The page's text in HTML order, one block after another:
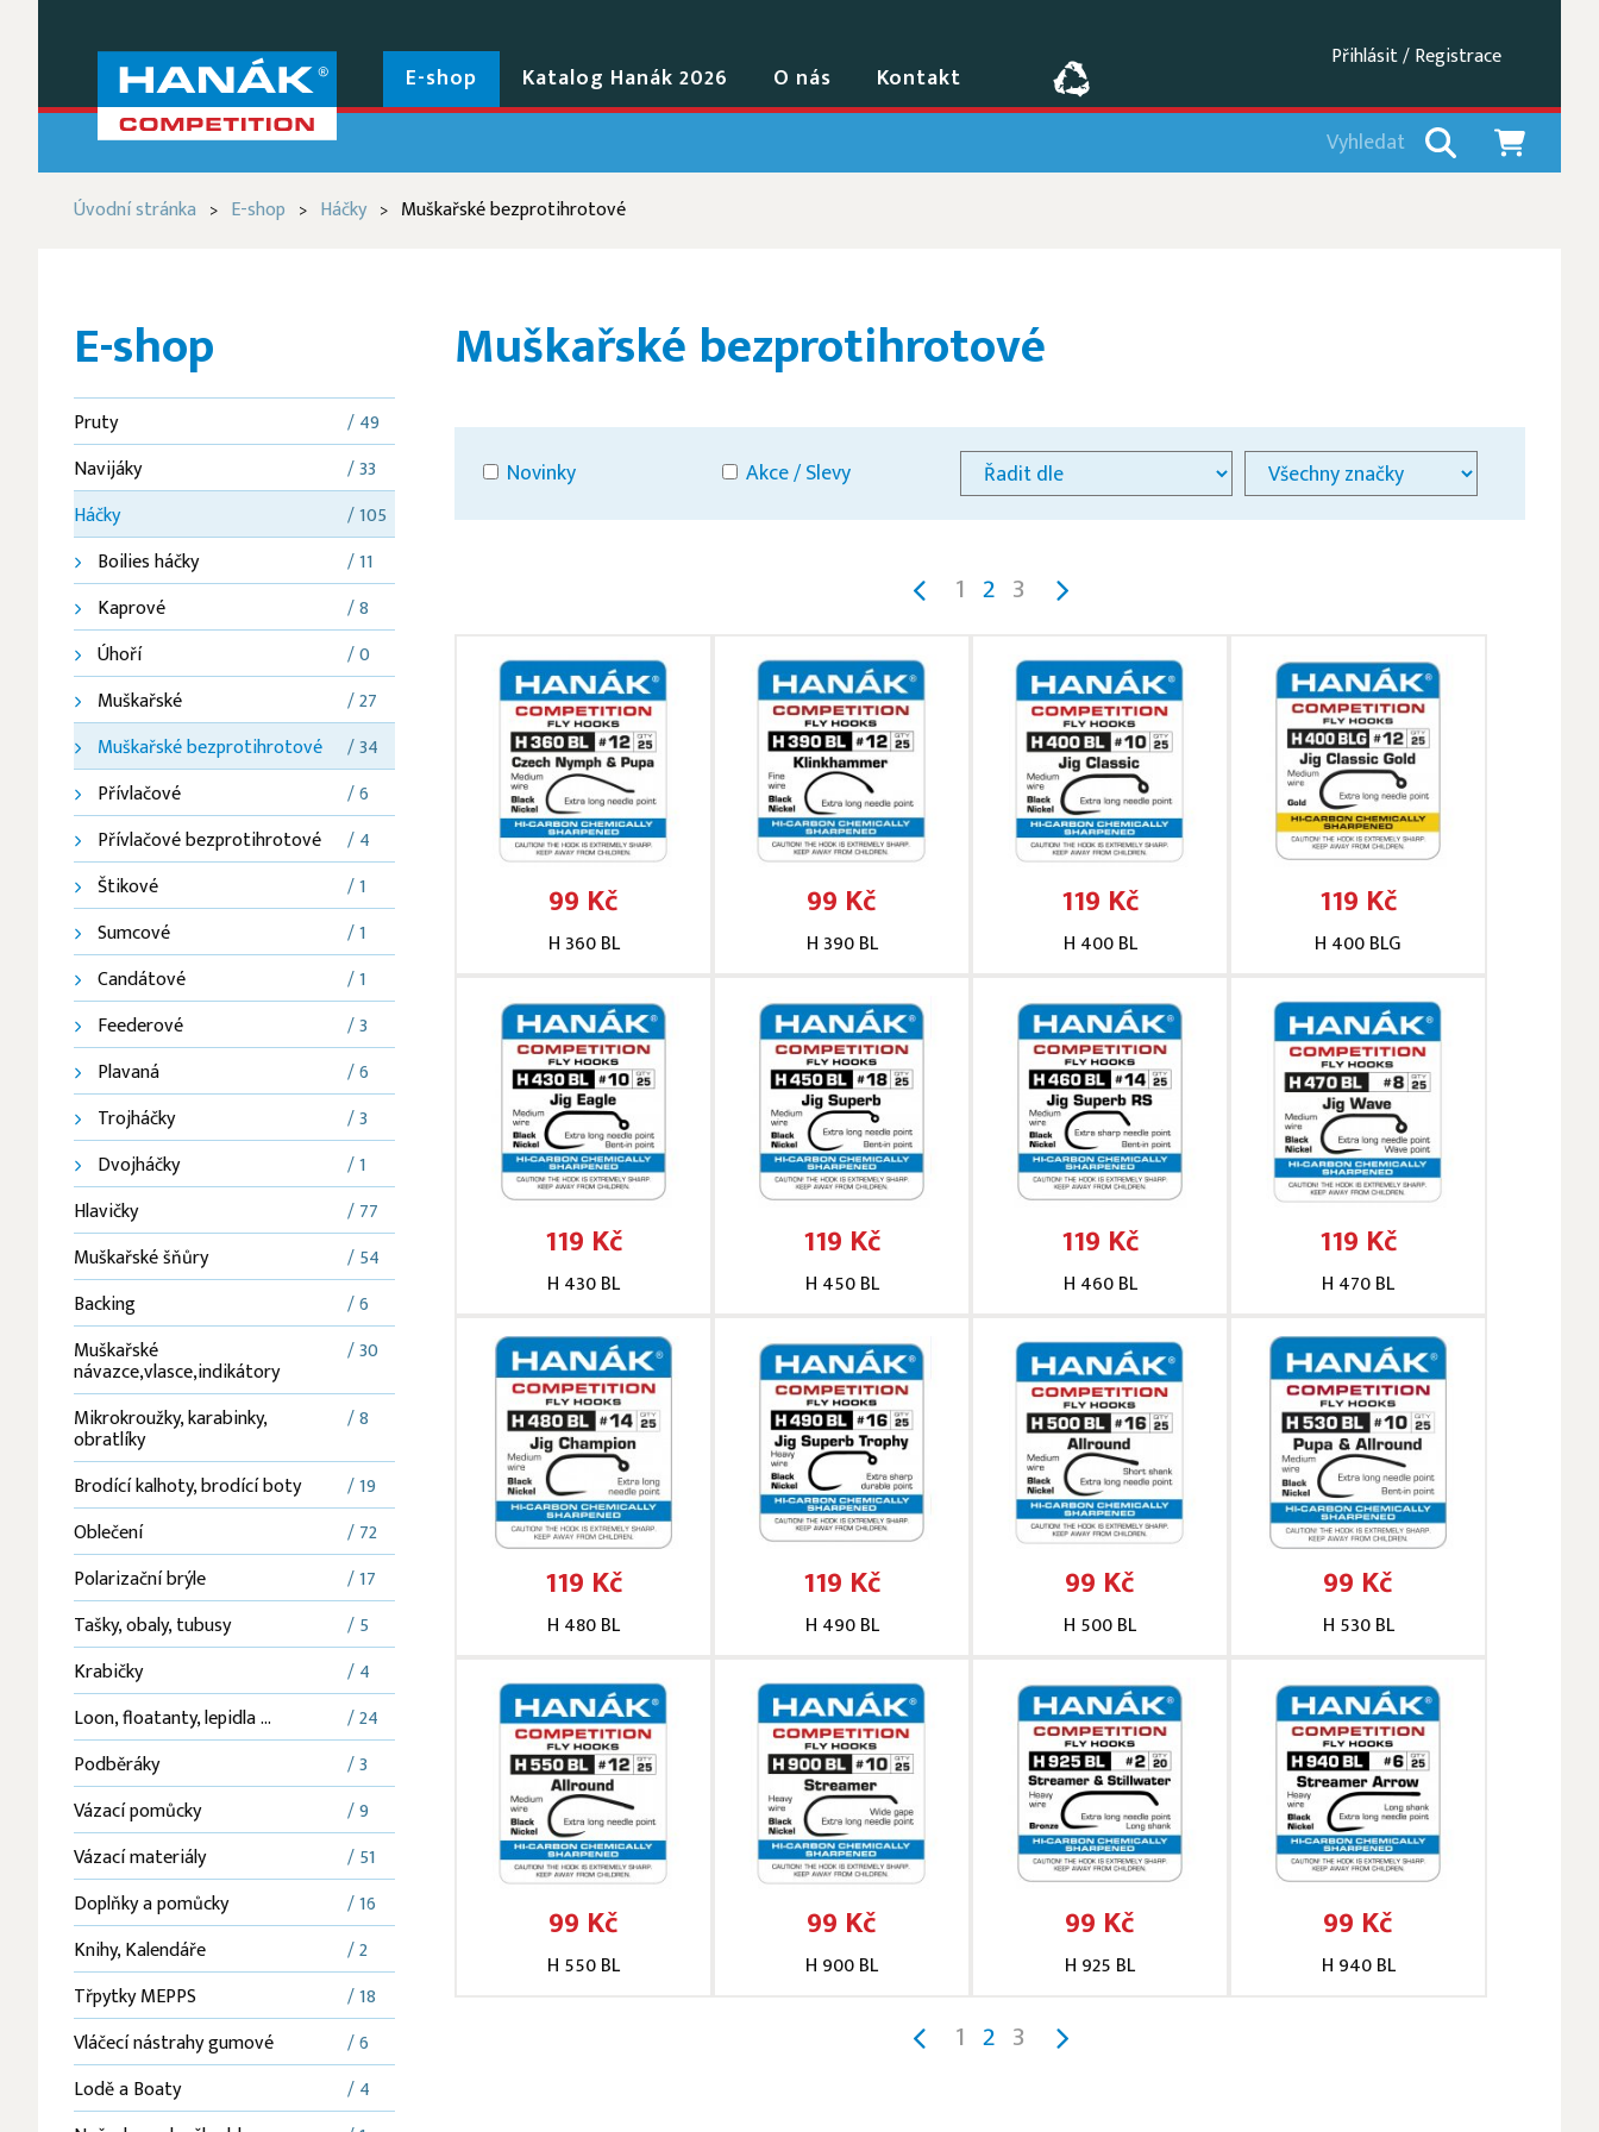
E-shop Katalog Hanák 2026 O nás Kontakt
Přihlásit / Registrace
Úvodní stránka > E-shop > Háčky > Muškařské bezprotihrotové
E-shop
Pruty
/ 49
Navijáky
/ 33
Háčky
/ 105
Boilies háčky
/ 11
Kaprové
/ 8
Úhoří
/ 0
Muškařské
/ 27
Muškařské bezprotihrotové
/ 34
Přívlačové
/ 6
Přívlačové bezprotihrotové
/ 4
Štikové
/ 1
Sumcové
/ 1
Candátové
/ 1
Feederové
/ 3
Plavaná
/ 6
Trojháčky
/ 3
Dvojháčky
/ 1
Hlavičky
/ 77
Muškařské šňůry
/ 54
Backing
/ 6
Muškařské
návazce,vlasce,indikátory
/ 30
Mikrokroužky, karabinky,
obratlíky
/ 8
Brodící kalhoty, brodící boty
/ 19
Oblečení
/ 72
Polarizační brýle
/ 17
Tašky, obaly, tubusy
/ 5
Krabičky
/ 4
Loon, floatanty, lepidla ...
/ 24
Podběráky
/ 3
Vázací pomůcky
/ 9
Vázací materiály
/ 51
Doplňky a pomůcky
/ 16
Knihy, Kalendáře
/ 2
Třpytky MEPPS
/ 18
Vláčecí nástrahy gumové
/ 6
Lodě a Boaty
/ 4
Muškařské bezprotihrotové
Novinky Akce / Slevy
1 2 3
99 Kč
H 360 BL
99 Kč
H 390 BL
119 Kč
H 400 BL
119 Kč
H 400 BLG
119 Kč
H 430 BL
119 Kč
H 450 BL
119 Kč
H 460 BL
119 Kč
H 470 BL
119 Kč
H 480 BL
119 Kč
H 490 BL
99 Kč
H 500 BL
99 Kč
H 530 BL
99 Kč
H 550 BL
99 Kč
H 900 BL
99 Kč
H 925 BL
99 Kč
H 940 BL
1 2 3